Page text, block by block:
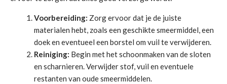
Voorbereiding: Zorg ervoor dat je de juiste
materialen hebt, zoals een geschikte smeermiddel, een
doek en eventueel een borstel om vuil te verwijderen.
Reiniging: Begin met het schoonmaken van de sloten
en scharnieren. Verwijder stof, vuil en eventuele
restanten van oude smeermiddelen.